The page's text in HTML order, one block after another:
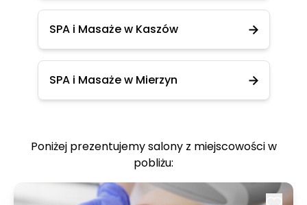
SPA i Masaże w Kaszów
SPA i Masaże w Mierzyn
Poniżej prezentujemy salony z miejscowości w
pobliżu: